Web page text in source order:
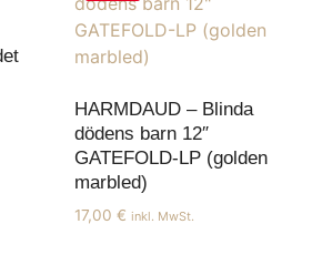
HARMDAUD – Blinda
dödens barn 12″
GATEFOLD-LP (golden
marbled)
17,00 € inkl. MwSt.